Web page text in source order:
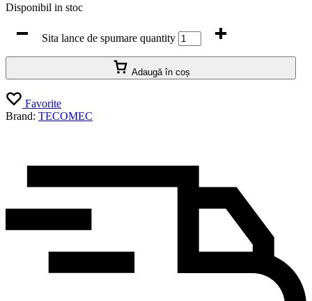
Disponibil in stoc
Sita lance de spumare quantity
Adaugă în coș
Favorite
Brand: TECOMEC